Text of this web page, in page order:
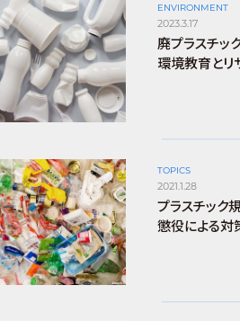
ENVIRONMENT
2023.3.17
廃プラスチッ
環境教育とリ
TOPICS
2021.1.28
プラスチック
懲役による対